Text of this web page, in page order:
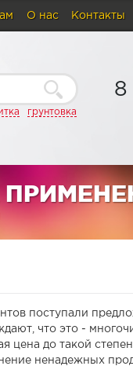
О нас Контакты
грунтовка
8
поступали
что это -
цена до такой
ненадежных